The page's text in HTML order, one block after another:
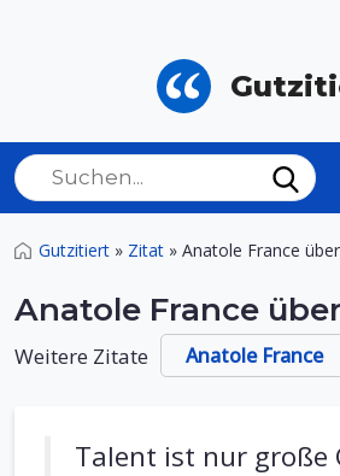
Gutzitiert » Zitat » Anatole France
Anatole France
Weitere Zitate Anatole France
Talent ist nur große